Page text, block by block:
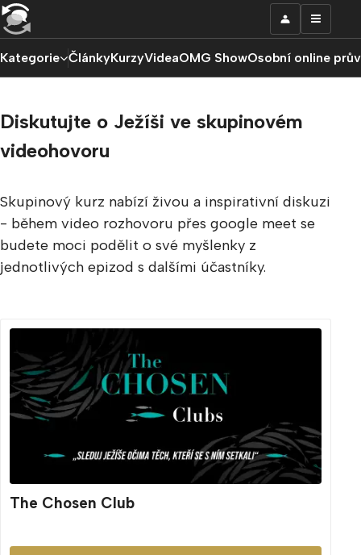
Kategorie ČlánkyKurzyVideaOMG ShowOsobní online
Diskutujte o Ježíši ve skupinovém
videohovoru
Skupinový kurz nabízí živou a inspirativní diskuzi
- během video rozhovoru přes google meet se
budete moci podělit o své myšlenky z
jednotlivých epizod s dalšími účastníky.
The Chosen Club